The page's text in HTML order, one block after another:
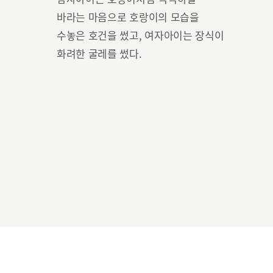
바라는 마음으로 호랑이의 모습을
수놓은 호건을 썼고, 여자아이는 장식이
화려한 굴레를 썼다.